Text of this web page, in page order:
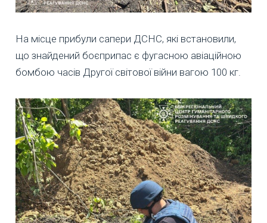
На місце прибули сапери ДСНС, які встановили,
що знайдений боєприпас є фугасною авіаційною
бомбою часів Другої світової війни вагою 100 кг.